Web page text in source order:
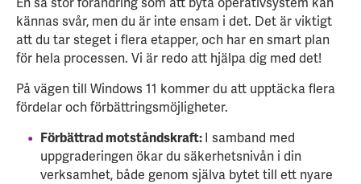
kännas svår, men du är inte ensam i det. Det är viktigt
att du tar steget i flera etapper, och har en smart plan
för hela processen. Vi är redo att hjälpa dig med det!
På vägen till Windows 11 kommer du att upptäcka flera
fördelar och förbättringsmöjligheter.
Förbättrad motståndskraft: I samband med
uppgraderingen ökar du säkerhetsnivån i din
verksamhet, både genom själva bytet till ett nyare